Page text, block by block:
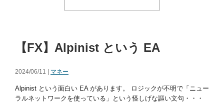
【FX】Alpinist という EA
2024/06/11 | マネー
Alpinist という面白い EA があります。 ロジックが不明で「ニュー
ラルネットワークを使っている」という怪しげな謳い文句・・・